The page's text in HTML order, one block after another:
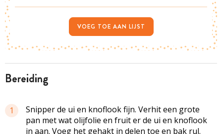
bereiding
1
Snipper de ui en knoflook fijn. Verhit een grote
pan met wat olijfolie en fruit er de ui en knoflook
in aan. Voeg het gehakt in delen toe en bak rul.
VOEG TOE AAN LIJST